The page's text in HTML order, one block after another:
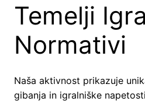
Temelji
Normativi
Naša aktivnost prikazuje
gibanja in igralniške